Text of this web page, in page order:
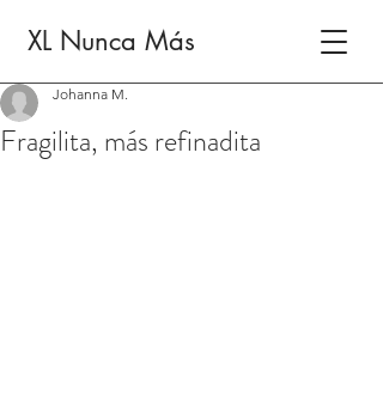
XL Nunca Más
Fragilita, más refinadita
Johanna M.